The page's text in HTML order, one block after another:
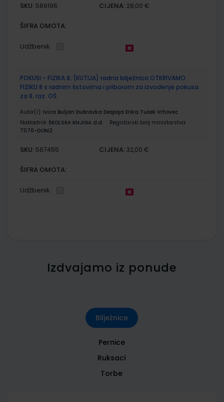
SKU: 569196 CIJENA: 28,00 €
ŠIFRA OMOTA:
Udžbenik
POKUSI - FIZIKA 8; (KUTIJA) radna bilježnica OTKRIVAMO
FIZIKU 8 s radnim listovima i priborom za izvođenje pokusa
za 8. raz. OŠ
Autor(i): Ivica Buljan Dubravka Despoja Erika Tušek Vrhovec
Nakladnik: ŠKOLSKA KNJIGA d.d.
Registarski broj ministarstva:
7070-DOM2
SKU: 567455 CIJENA: 32,00 €
ŠIFRA OMOTA:
Udžbenik
Izdvajamo iz ponude
Bilježnice
Pernice
Ruksaci
Torbe